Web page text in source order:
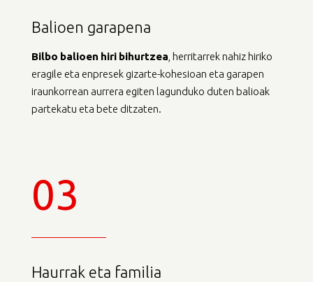
Balioen garapena
Bilbo balioen hiri bihurtzea, herritarrek nahiz hiriko
eragile eta enpresek gizarte-kohesioan eta garapen
iraunkorrean aurrera egiten lagunduko duten balioak
partekatu eta bete ditzaten.
03
Haurrak eta familia